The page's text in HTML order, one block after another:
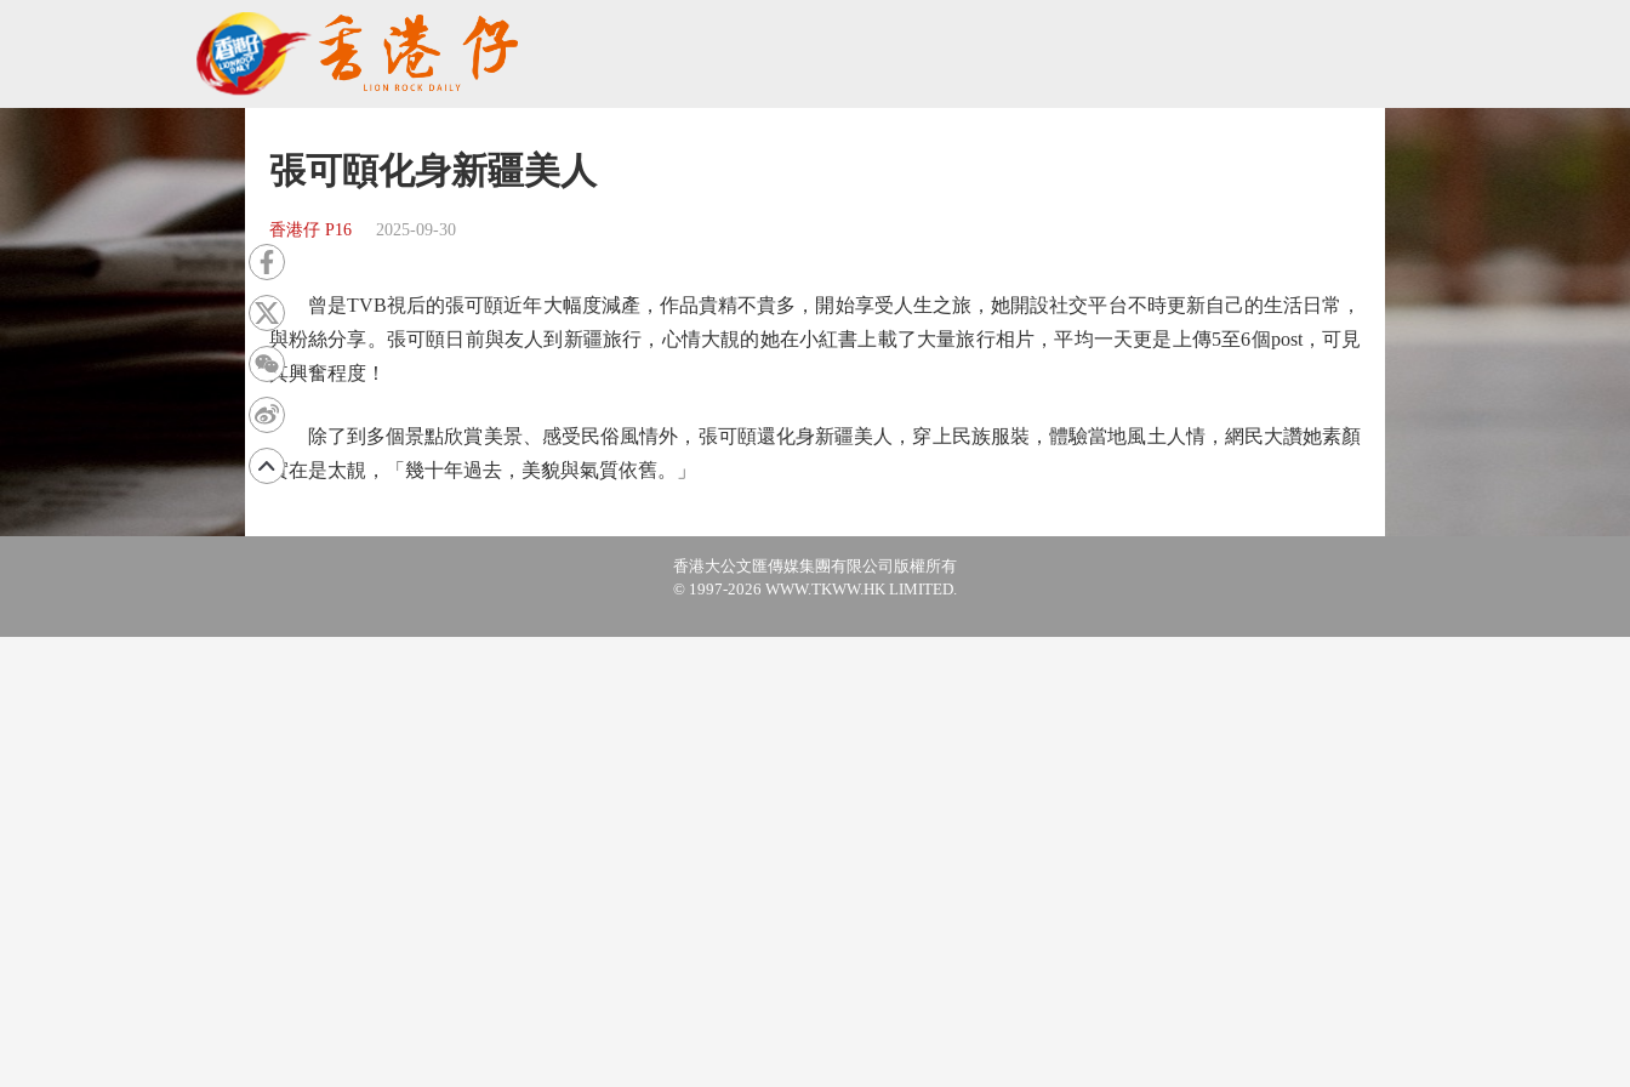
張可頤化身新疆美人
香港仔 P16 2025-09-30
曾是TVB視后的張可頤近年大幅度減產，作品貴精不貴多，開始享受人生之旅，她開設社交平台不時更新自己的生活日常，
與粉絲分享。張可頤日前與友人到新疆旅行，心情大靚的她在小紅書上載了大量旅行相片，平均一天更是上傳5至6個post，可見
其興奮程度！
除了到多個景點欣賞美景、感受民俗風情外，張可頤還化身新疆美人，穿上民族服裝，體驗當地風土人情，網民大讚她素顏
實在是太靚，「幾十年過去，美貌與氣質依舊。」
香港大公文匯傳媒集團有限公司版權所有
© 1997-2026 WWW.TKWW.HK LIMITED.